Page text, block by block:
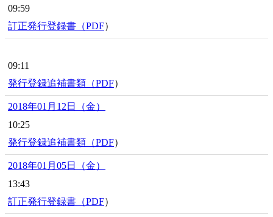
09:59
訂正発行登録書（PDF）
09:11
発行登録追補書類（PDF）
2018年01月12日（金）
10:25
発行登録追補書類（PDF）
2018年01月05日（金）
13:43
訂正発行登録書（PDF）